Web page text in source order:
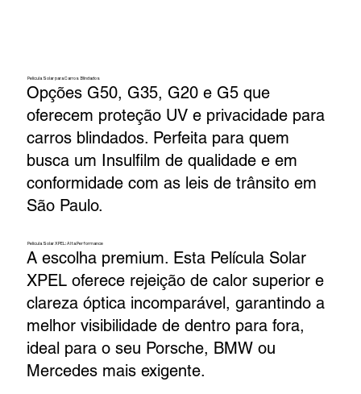
Película Solar para Carros Blindados
Opções G50, G35, G20 e G5 que
oferecem proteção UV e privacidade para
carros blindados. Perfeita para quem
busca um Insulfilm de qualidade e em
conformidade com as leis de trânsito em
São Paulo.
Película Solar XPEL: Alta Performance
A escolha premium. Esta Película Solar
XPEL oferece rejeição de calor superior e
clareza óptica incomparável, garantindo a
melhor visibilidade de dentro para fora,
ideal para o seu Porsche, BMW ou
Mercedes mais exigente.